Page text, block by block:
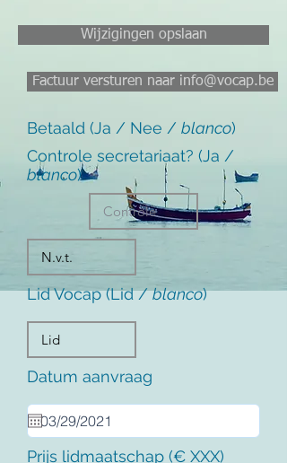
Wijzigingen opslaan
Factuur versturen naar info@vocap.be
Betaald (Ja / Nee / blanco)
Controle secretariaat? (Ja /
blanco)
Lid Vocap (Lid /blanco)
Datum aanvraag
Prijs lidmaatschap (€ XXX)